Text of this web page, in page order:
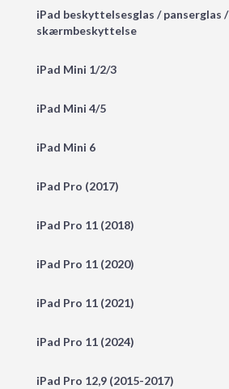
iPad beskyttelsesglas / panserglas /
skærmbeskyttelse
iPad Mini 1/2/3
iPad Mini 4/5
iPad Mini 6
iPad Pro (2017)
iPad Pro 11 (2018)
iPad Pro 11 (2020)
iPad Pro 11 (2021)
iPad Pro 11 (2024)
iPad Pro 12,9 (2015-2017)